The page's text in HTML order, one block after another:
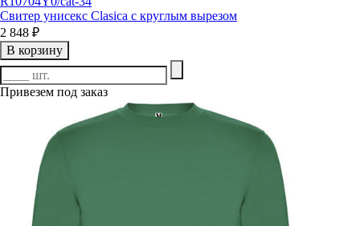
Свитер унисекс Clasica с круглым вырезом
2 848 ₽
В корзину
Привезем под заказ